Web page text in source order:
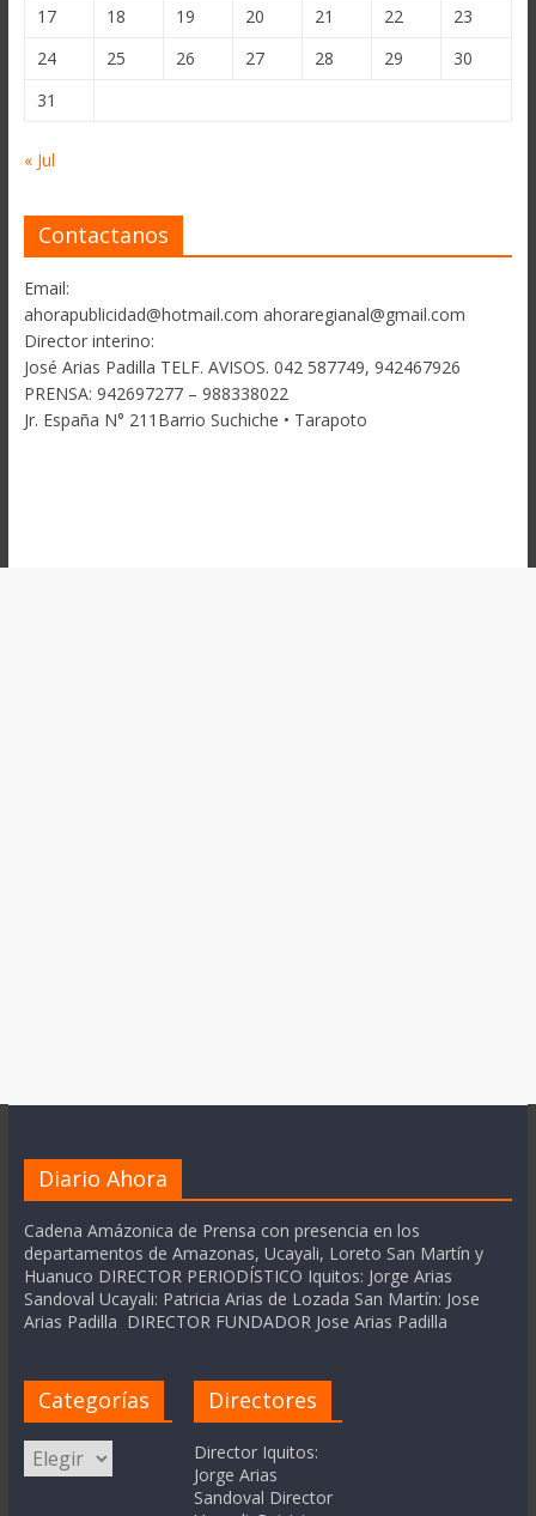
17
18 19 20 21 22
23
24
25 26 27 28 29
30
31
« Jul
Contactanos
Email:
ahorapublicidad@hotmail.com ahoraregianal@gmail.com
Director interino:
José Arias Padilla TELF. AVISOS. 042 587749, 942467926
PRENSA: 942697277 – 988338022
Jr. España N° 211Barrio Suchiche • Tarapoto
Diario Ahora
Cadena Amázonica de Prensa con presencia en los
departamentos de Amazonas, Ucayali, Loreto San Martín y
Huanuco DIRECTOR PERIODÍSTICO Iquitos: Jorge Arias
Sandoval Ucayali: Patricia Arias de Lozada San Martín: Jose
Arias Padilla DIRECTOR FUNDADOR Jose Arias Padilla
Categorías
Categorías
Directores
Director Iquitos:
Jorge Arias
Sandoval Director